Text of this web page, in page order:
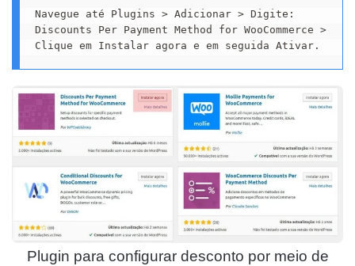
Navegue até Plugins > Adicionar > Digite:
Discounts Per Payment Method for WooCommerce >
Clique em Instalar agora e em seguida Ativar.
Plugin para configurar desconto por meio de